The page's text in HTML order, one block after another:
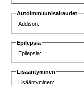
Autoimmuunisairaudet
Addison:
Epilepsia
Epilepsia:
Lisääntyminen
Lisääntyminen: